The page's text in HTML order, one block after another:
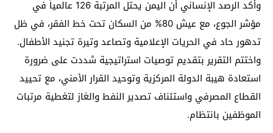
وأكد الرصد الإنساني أن اليمن يحتل المرتبة 126 عالمياً في
مؤشر الجوع، مع عيش 80% من السكان تحت خط الفقر، في ظل
تدهور حاد في الحريات الإعلامية وتصاعد وتيرة تجنيد الأطفال.
واختتم التقرير بتقديم توصيات استراتيجية شددت على ضرورة
استعادة هيبة الدولة المركزية وتوحيد القرار الأمني، مع تحييد
القطاع المصرفي واستئناف تصدير النفط والغاز لتغطية مرتبات
الموظفين بانتظام.